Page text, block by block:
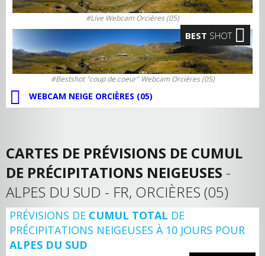
#Live Webcam Orcières (05)
BEST SHOT
#Bestshot "coup de coeur" Webcam Orcières (05)
WEBCAM NEIGE ORCIÈRES (05)
CARTES DE PRÉVISIONS DE CUMUL
DE PRÉCIPITATIONS NEIGEUSES -
ALPES DU SUD - FR, ORCIÈRES (05)
PRÉVISIONS DE CUMUL TOTAL DE
PRÉCIPITATIONS NEIGEUSES À 10 JOURS POUR
ALPES DU SUD